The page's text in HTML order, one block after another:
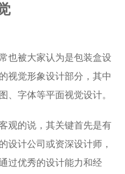
也被大家认为是包装盒设
视觉形象设计部分，其中
、字体等平面视觉设计。
观的说，其关键首先是有
设计公司或资深设计师，
过优秀的设计能力和经